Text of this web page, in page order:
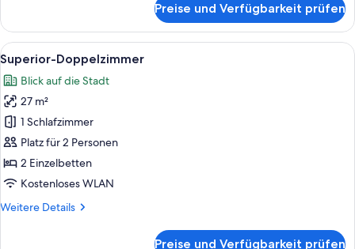
Preise und Verfügbarkeit prüfen
Alle
Fotos
für
Superior-
Doppelzimmer
anzeigen
Ein Hotelzimmer mit einem Bett,
3
Superior-Doppelzimmer
Blick auf die Stadt
27 m²
1 Schlafzimmer
Platz für 2 Personen
2 Einzelbetten
Kostenloses WLAN
Weitere Details
Weitere
Preise und Verfügbarkeit prüfen